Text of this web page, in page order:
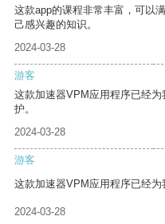
这款app的课程非常丰富，可以
己感兴趣的知识。
2024-03-28
游客
这款加速器VPM应用程序已经
护。
2024-03-28
游客
这款加速器VPM应用程序已经为
2024-03-28